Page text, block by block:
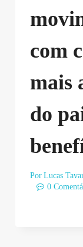
com
mais
do
Por Lucas
0